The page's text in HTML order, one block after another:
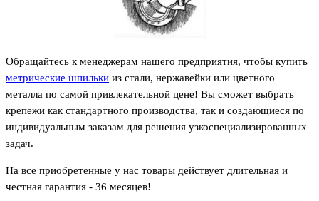
Обращайтесь к менеджерам нашего предприятия, чтобы купить
метрические шпильки из стали, нержавейки или цветного
металла по самой привлекательной цене! Вы сможет выбрать
крепежи как стандартного производства, так и создающиеся по
индивидуальным заказам для решения узкоспециализированных
задач.
На все приобретенные у нас товары действует длительная и
честная гарантия - 36 месяцев!